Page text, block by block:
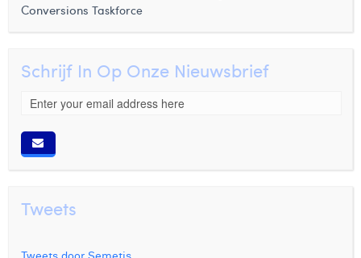
Conversions Taskforce
Schrijf In Op Onze Nieuwsbrief
Tweets